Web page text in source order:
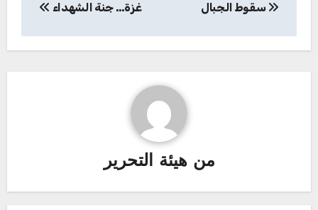
المقالات
سقوط الجبال غزة… جنة الشهداء
منهيئة التحرير